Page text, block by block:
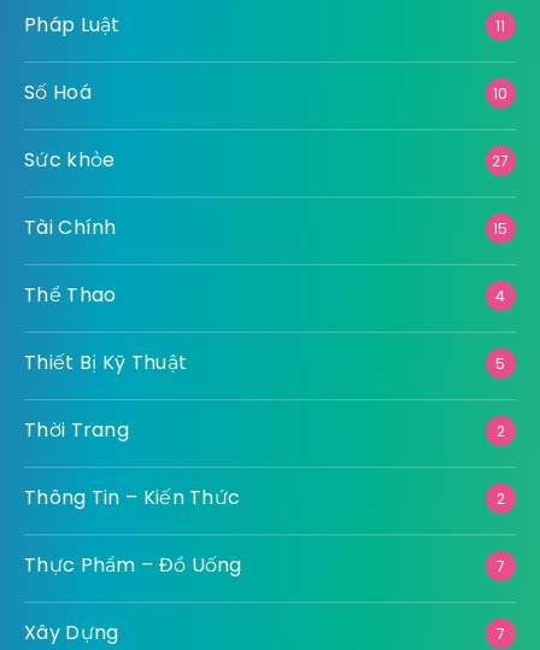
Pháp Luật 11
Số Hoá 10
Sức khỏe 27
Tài Chính 15
Thể Thao 4
Thiết Bị Kỹ Thuật 5
Thời Trang 2
Thông Tin – Kiến Thức 2
Thực Phẩm – Đồ Uống 7
Xây Dựng 7